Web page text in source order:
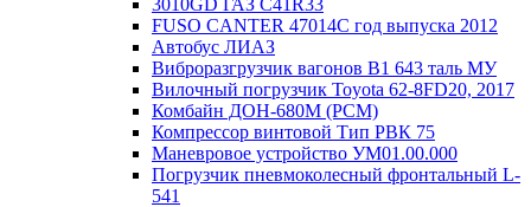
3010GD ГАЗ С41R33
FUSO CANTER 47014C год выпуска 2012
Автобус ЛИАЗ
Виброразгрузчик вагонов В1 643 таль МУ
Вилочный погрузчик Toyota 62-8FD20, 2017
Комбайн ДОН-680М (РСМ)
Компрессор винтовой Тип РВК 75
Маневровое устройство УМ01.00.000
Погрузчик пневмоколесный фронтальный L-
541